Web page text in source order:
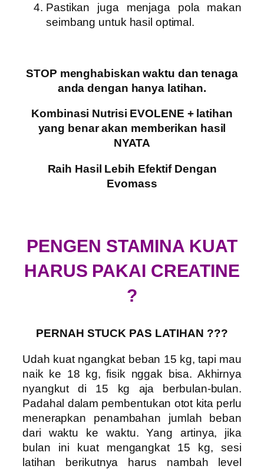
Pastikan juga menjaga pola makan
seimbang untuk hasil optimal.
STOP menghabiskan waktu dan tenaga
anda dengan hanya latihan.
Kombinasi Nutrisi EVOLENE + latihan
yang benar akan memberikan hasil
NYATA
Raih Hasil Lebih Efektif Dengan
Evomass​
PENGEN STAMINA KUAT
HARUS PAKAI CREATINE
?
PERNAH STUCK PAS LATIHAN ???
Udah kuat ngangkat beban 15 kg, tapi mau
naik ke 18 kg, fisik nggak bisa. Akhirnya
nyangkut di 15 kg aja berbulan-bulan.
Padahal dalam pembentukan otot kita perlu
menerapkan penambahan jumlah beban
dari waktu ke waktu. Yang artinya, jika
bulan ini kuat mengangkat 15 kg, sesi
latihan berikutnya harus nambah level